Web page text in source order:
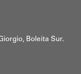
Boleita Sur.